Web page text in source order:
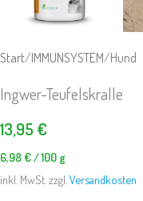
Start/IMMUNSYSTEM/Hund
Ingwer-Teufelskralle
13,95€
6,98€ /100 g
inkl. MwSt. zzgl. Versandkosten